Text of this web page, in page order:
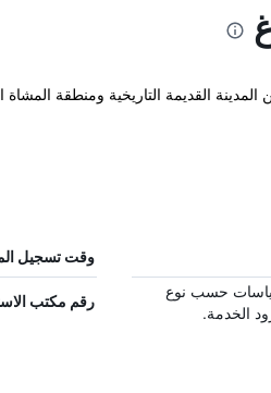
سيرًا على الأقدام من المدينة القديمة
وقت تسجيل
حسب نوع
الخدمة.
رقم مكتب